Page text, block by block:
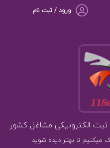
ورود / ثبت نام
میکنیم تا بهتر دیده شوید .